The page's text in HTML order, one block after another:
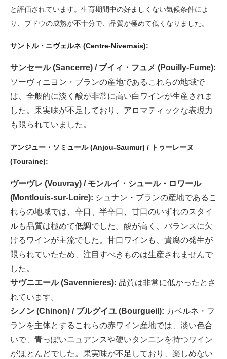
と評価されています。生育期間中の好ましくない気候条件によ
り、ブドウの成熟が不十分で、品質が極めて低くなりました。
サントル・ニヴェルネ (Centre-Nivernais):
サンセール (Sancerre) / プイィ・フュメ (Pouilly-Fume):
ソーヴィニヨン・ブランの産地であるこれらの地域で
は、全般的に淡く酸が非常に高い白ワインが生産されま
した。果実味が不足しており、アロマティックな表現力
も限られていました。
アンジュー・ソミュール (Anjou-Saumur) / トゥーレーヌ
(Touraine):
ヴーヴレ (Vouvray) / モンルイ・シュール・ロワール
(Montlouis-sur-Loire): シュナン・ブランの産地であるこ
れらの地域では、辛口、半辛口、甘口のいずれのスタイ
ルも品質は極めて低調でした。酸が高く、バランスに欠
けるワインが主流でした。甘口ワインも、貴腐の発生が
限られていたため、注目すべきものは生産されませんで
した。
サヴニエール (Savennieres): 品質は非常に低かったとさ
れています。
シノン (Chinon) / ブルグイユ (Bourgueil): カベルネ・フ
ランを主体とするこれらの赤ワイン産地では、淡い色合
いで、青っぽいニュアンスや硬いタンニンを持つワイン
がほとんどでした。果実味が不足しており、楽しめない